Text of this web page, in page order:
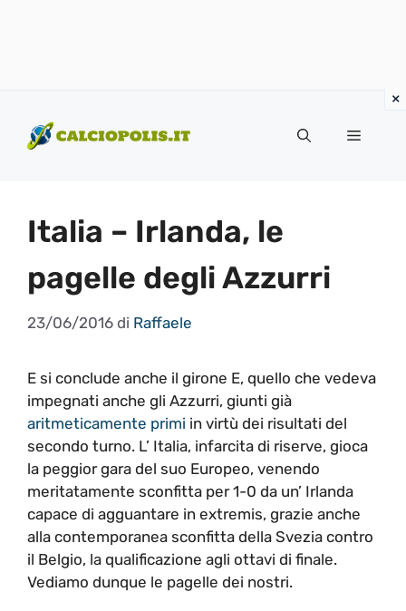
contenuto
Menu
Italia – Irlanda, le
pagelle degli Azzurri
23/06/2016 di Raffaele
E si conclude anche il girone E, quello che vedeva
impegnati anche gli Azzurri, giunti già
aritmeticamente primi in virtù dei risultati del
secondo turno. L’ Italia, infarcita di riserve, gioca
la peggior gara del suo Europeo, venendo
meritatamente sconfitta per 1-0 da un’ Irlanda
capace di agguantare in extremis, grazie anche
alla contemporanea sconfitta della Svezia contro
il Belgio, la qualificazione agli ottavi di finale.
Vediamo dunque le pagelle dei nostri.